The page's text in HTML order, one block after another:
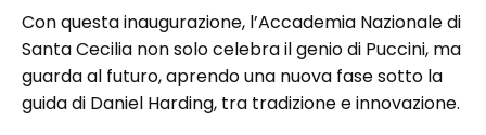
Con questa inaugurazione, l’Accademia Nazionale di
Santa Cecilia non solo celebra il genio di Puccini, ma
guarda al futuro, aprendo una nuova fase sotto la
guida di Daniel Harding, tra tradizione e innovazione.